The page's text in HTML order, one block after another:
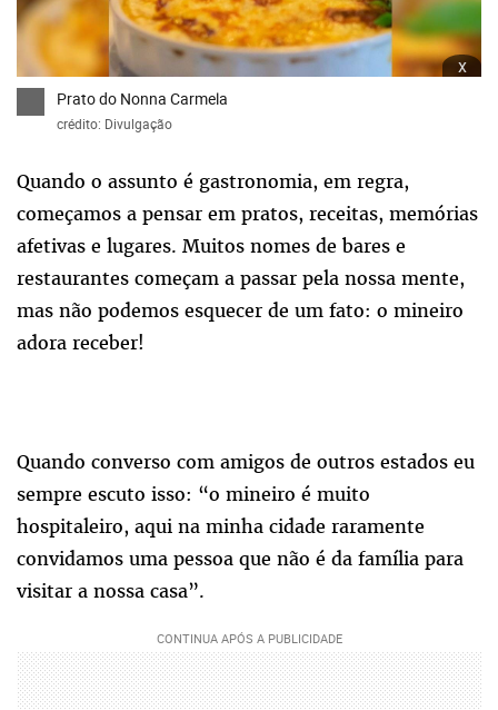
x
Prato do Nonna Carmela
crédito: Divulgação
Quando o assunto é gastronomia, em regra,
começamos a pensar em pratos, receitas, memórias
afetivas e lugares. Muitos nomes de bares e
restaurantes começam a passar pela nossa mente,
mas não podemos esquecer de um fato: o mineiro
adora receber!
Quando converso com amigos de outros estados eu
sempre escuto isso: “o mineiro é muito
hospitaleiro, aqui na minha cidade raramente
convidamos uma pessoa que não é da família para
visitar a nossa casa”.